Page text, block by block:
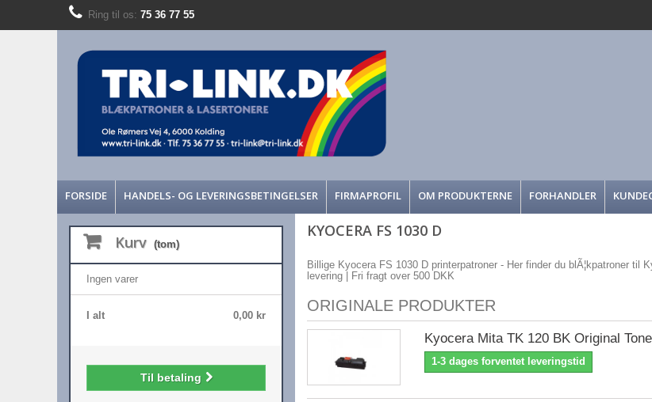
Ring til os: 75 36 77 55
FORSIDE HANDELS- OG LEVERINGSBETINGELSER FIRMAPROFIL OM PRODUKTERNE FORHANDLER
Kurv (tom)
Ingen varer
0,00 kr
I alt
Til betaling
KYOCERA FS 1030 D
Billige Kyocera FS 1030 D printerpatroner - Her finder du blÃ¦kpatroner
levering | Fri fragt over 500 DKK
ORIGINALE PRODUKTER
Kyocera Mita TK 120 BK Original
1-3 dages forventet leveringstid